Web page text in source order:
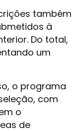
também
à
Do total,
um
o programa
com
o
de